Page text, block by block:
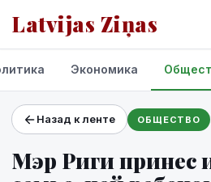
Latvijas Ziņas
Проекты и сервисы
Прогноз погоды
Экономика
Назад к ленте ОБЩЕСТВО
Мэр Риги принес